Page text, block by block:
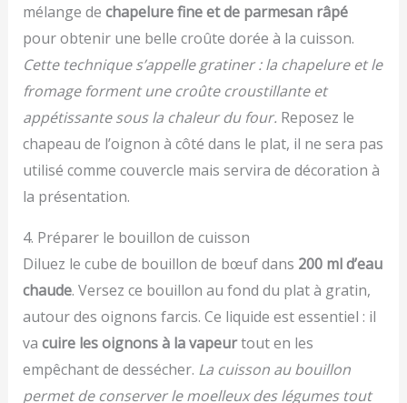
mélange de chapelure fine et de parmesan râpé
pour obtenir une belle croûte dorée à la cuisson.
Cette technique s’appelle gratiner : la chapelure et le
fromage forment une croûte croustillante et
appétissante sous la chaleur du four. Reposez le
chapeau de l’oignon à côté dans le plat, il ne sera pas
utilisé comme couvercle mais servira de décoration à
la présentation.
4. Préparer le bouillon de cuisson
Diluez le cube de bouillon de bœuf dans 200 ml d’eau
chaude. Versez ce bouillon au fond du plat à gratin,
autour des oignons farcis. Ce liquide est essentiel : il
va cuire les oignons à la vapeurtout en les
empêchant de dessécher. La cuisson au bouillon
permet de conserver le moelleux des légumes tout